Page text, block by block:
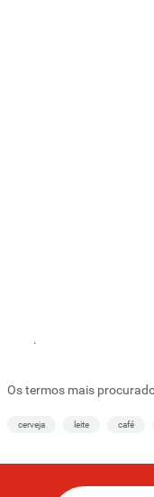
.
Os termos mais
cerveja leite café